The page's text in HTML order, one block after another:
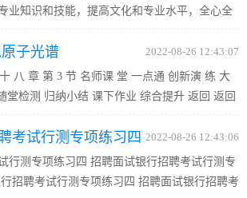
业知识和技能，提高文化和专业水平，全心全
积极创设良好的教育环境，促进幼儿身心全
子光谱 2022-08-26 12:43:07
八 章 第 3 节 名师课 堂 一点通 创新演 练 大
堂检测 归纳小结 课下作业 综合提升 返回 返回
。 3.知道经典物理的困难在...
考试行测专项练习四 2022-08-26 12:43:06
行测专项练习四 招聘面试银行招聘考试行测专
招聘考试行测专项练习四 招聘面试银行招聘考